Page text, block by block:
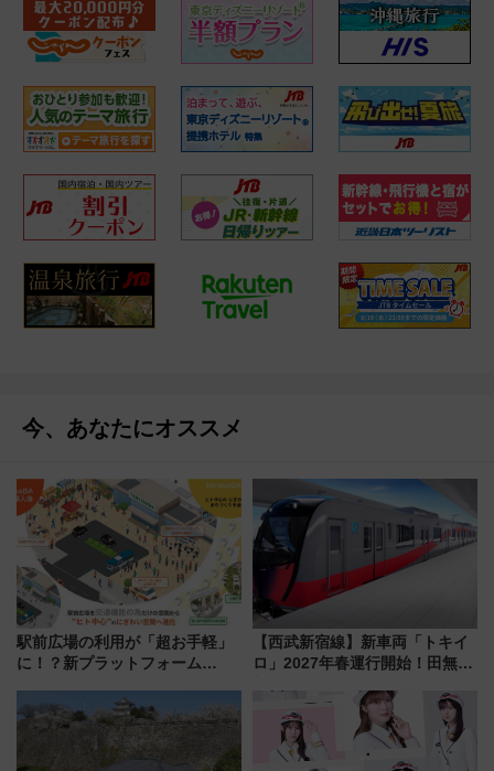
今、あなたにオススメ
駅前広場の利用が「超お手軽」
に！？新プラットフォーム
マホで簡単申請 物販や演奏会な
どに【JR東日本】
【西武新宿線】新車両「トキイ
ロ」2027年春運行開始！田無・
「第2弾」も